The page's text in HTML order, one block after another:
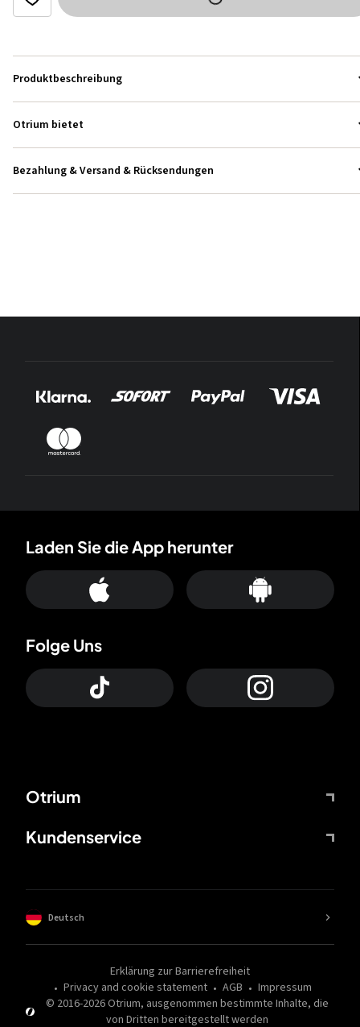
Produktbeschreibung
Otrium bietet
Bezahlung & Versand & Rücksendungen
Otrium
Kundenservice
Laden Sie die App herunter
Folge Uns
© 2016-2026Otrium, ausgenommen bestimmte Inhalte, die
von Dritten bereitgestellt werden
Erklärung zur Barrierefreiheit
Privacy and cookie statement
AGB Impressum
Deutsch